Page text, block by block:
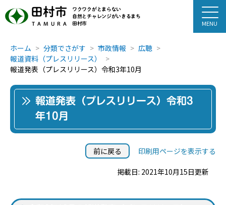
田村市
TAMURA
ワクワクがとまらない
自然とチャレンジがいきるまち
田村市
ホーム 分類でさがす 市政情報
広聴
報道資料（プレスリリース）
報道発表（プレスリリース）令和3年10月
報道発表（プレスリリース）令和3
年10月
前に戻る 印刷用ページを表示する
掲載日: 2021年10月15日更新